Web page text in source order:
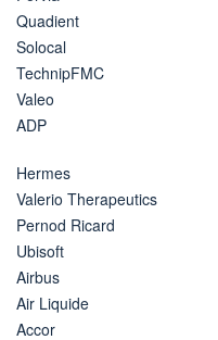
Quadient
Solocal
TechnipFMC
Valeo
ADP
Hermes
Valerio Therapeutics
Pernod Ricard
Ubisoft
Airbus
Air Liquide
Accor